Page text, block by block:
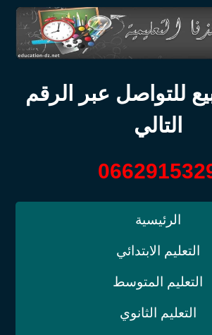
للتواصل عبر الرقم
التالي
الرئيسية
التعليم الابتدائي
التعليم المتوسط
التعليم الثانوي